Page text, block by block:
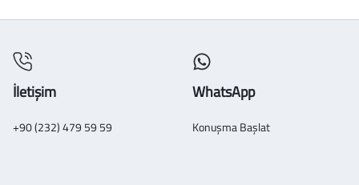
İletişim
+90 (232) 479 59 59
WhatsApp
Konuşma Başlat